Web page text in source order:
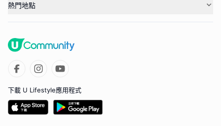
熱門地點
下載 U Lifestyle應用程式